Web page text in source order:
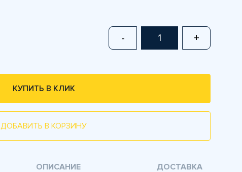
- +
КУПИТЬ В КЛИК
ДОБАВИТЬ В КОРЗИНУ
ОПИСАНИЕ ДОСТАВКА